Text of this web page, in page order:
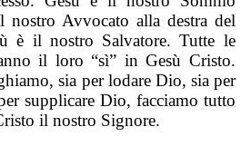
nostro Avvocato alla destra del
è il nostro Salvatore. Tutte le
il loro “sì” in Gesù Cristo.
sia per lodare Dio, sia per
supplicare Dio, facciamo tutto
il nostro Signore.